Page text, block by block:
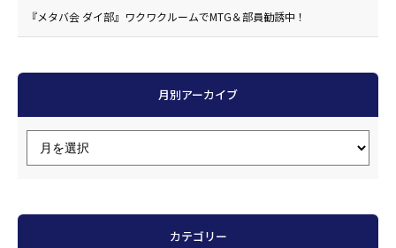
『メタバ会 ダイ部』ワクワクルームでMTG＆部員勧誘中！
月別アーカイブ
カテゴリー